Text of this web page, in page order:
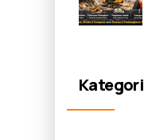
Kategori